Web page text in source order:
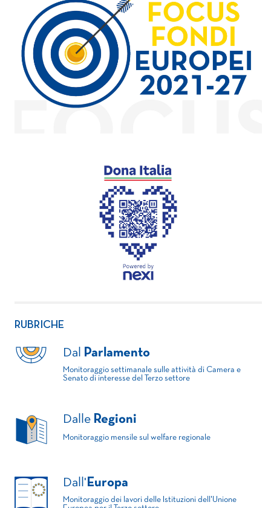
RUBRICHE
Dal Parlamento
Monitoraggio settimanale sulle attività di Camera e
Senato di interesse del Terzo settore
Dalle Regioni
Monitoraggio mensile sul welfare regionale
Dall' Europa
Monitoraggio dei lavori delle Istituzioni dell'Unione